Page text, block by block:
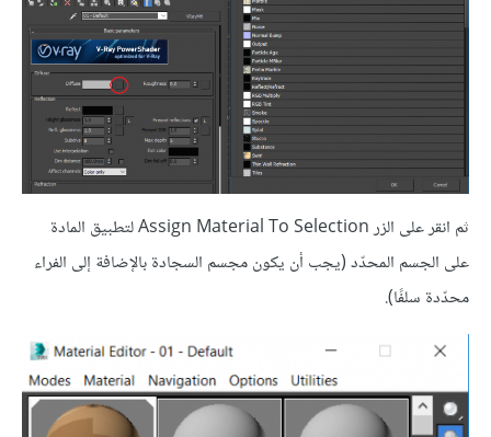
ثم انقر على الزر Assign Material To Selection لتطبيق المادة
على الجسم المحدّد (يجب أن يكون مجسم السجادة بالإضافة إلى الفراء
محدّدة سلفًا).